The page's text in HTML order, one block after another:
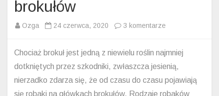
brokułów
Ozga 24 czerwca, 2020 3 komentarze
w
brokule
gąsienice
Chociaż brokuł jest jedną z niewielu roślin najmniej
dotkniętych przez szkodniki, zwłaszcza jesienią,
nierzadko zdarza się, że od czasu do czasu pojawiają
się robaki na główkach brokułów. Rodzaje robaków